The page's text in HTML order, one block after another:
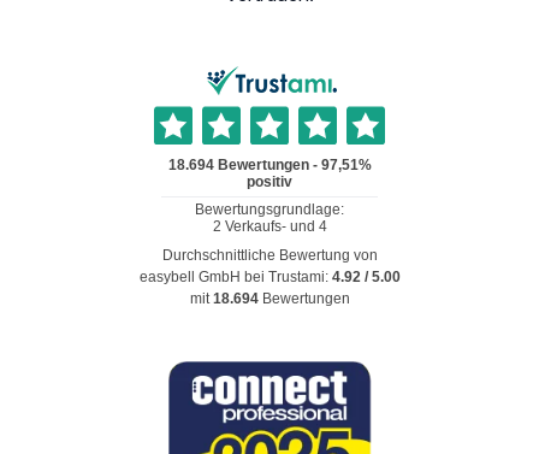
Durchschnittliche Bewertung von
easybell GmbH bei Trustami: 4.92/ 5.00
mit18.694 Bewertungen